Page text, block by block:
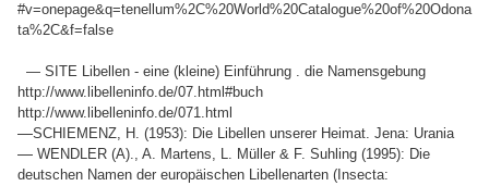
#v=onepage&q=tenellum%2C%20World%20Catalogue%20of%20Odona
ta%2C&f=false
— SITE Libellen - eine (kleine) Einführung . die Namensgebung
http://www.libelleninfo.de/07.html#buch
http://www.libelleninfo.de/071.html
—SCHIEMENZ, H. (1953): Die Libellen unserer Heimat. Jena: Urania
— WENDLER (A)., A. Martens, L. Müller & F. Suhling (1995): Die
deutschen Namen der europäischen Libellenarten (Insecta: